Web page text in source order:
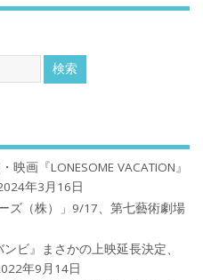
画『LONESOME VACATION』
年3月16日
ズ（株）」9/17、第七藝術劇場
ビ』まさかの上映延長決定、
年9月14日